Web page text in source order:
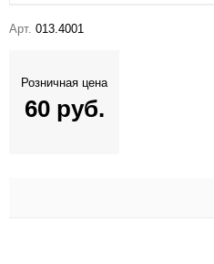
Арт. 013.4001
Розничная цена
60 руб.